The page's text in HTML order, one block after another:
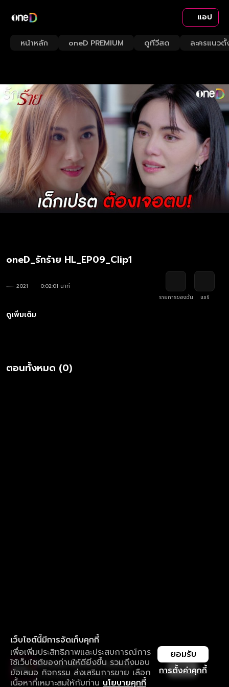
แอป
หน้าหลัก oneD PREMIUM ดูทีวีสด ละครแนวตั้
oneD_รักร้าย HL_EP09_Clip1
2021
0:02:01 นาที
รายการของฉัน
แชร์
ดูเพิ่มเติม
ตอนทั้งหมด (0)
เว็บไซต์นี้มีการจัดเก็บคุกกี้
เพื่อเพิ่มประสิทธิภาพและประสบการณ์การ
ใช้เว็บไซต์ของท่านให้ดียิ่งขึ้น รวมถึงมอบ
ข้อเสนอ กิจกรรม ส่งเสริมการขาย เลือก
เนื้อหาที่เหมาะสมให้กับท่าน นโยบายคุกกี้
การตั้งค่าคุกกี้
ยอมรับ
ใช้งานแอป ลื่นไหลกว่า ไม่มีสะดุด
ดาวน์โหลดแอปเพื่อการรับชมที่ดีกว่า เปิด